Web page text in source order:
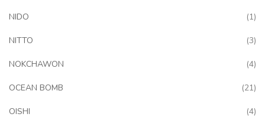
NIDO 1
NITTO 3
NOKCHAWON 4
OCEAN BOMB 21
OISHI 4